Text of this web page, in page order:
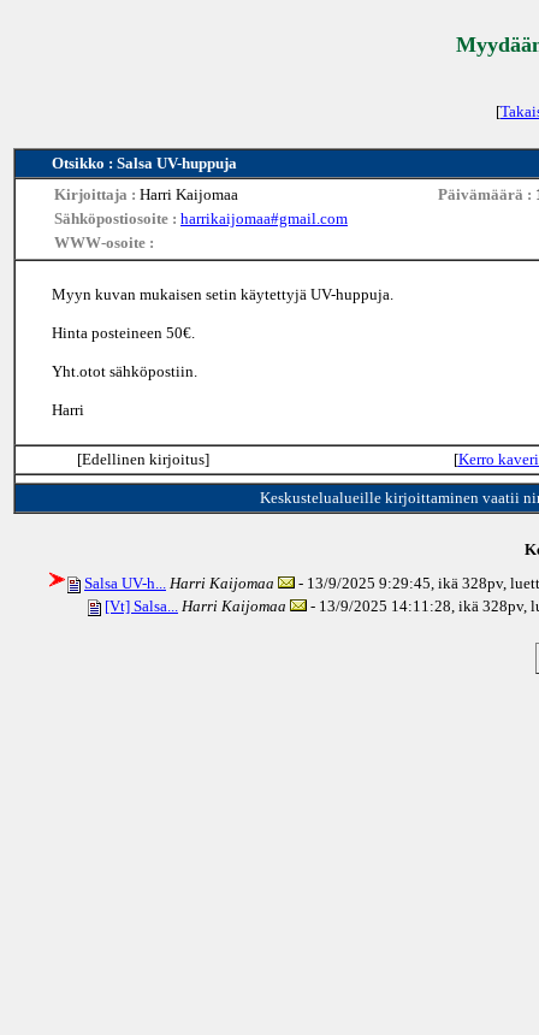
[
Otsikko : Salsa UV-huppuja
Kirjoittaja : Harri Kaijomaa Päivämäärä :
Sähköpostiosoite : harrikaijomaa#gmail.com
WWW-osoite :
Myyn kuvan mukaisen setin käytettyjä UV-huppuja.
Hinta posteineen 50€.
Yht.otot sähköpostiin.
Harri
[Edellinen kirjoitus] [Kerro
Keskustelualueille kirjoittaminen vaatii
Salsa UV-h... Harri Kaijomaa - 13/9/2025 9:29:45, ikä 328pv,
[Vt] Salsa... Harri Kaijomaa - 13/9/2025 14:11:28, ikä 328pv,